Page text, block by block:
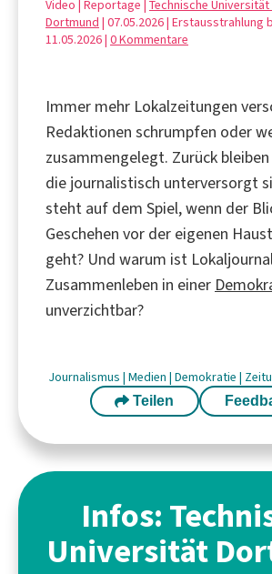
Video | Reportage | Technische
Dortmund | 07.05.2026 | Erstausstrahlung
11.05.2026 | 0 Kommentare
Immer mehr Lokalzeitungen
Redaktionen schrumpfen oder
zusammengelegt. Zurück
die journalistisch unterversorgt
steht auf dem Spiel, wenn der
Geschehen vor der eigenen
geht? Und warum ist
Zusammenleben in einer
unverzichtbar?
Journalismus | Medien | Demokratie |
Teilen
Infos:
Universität